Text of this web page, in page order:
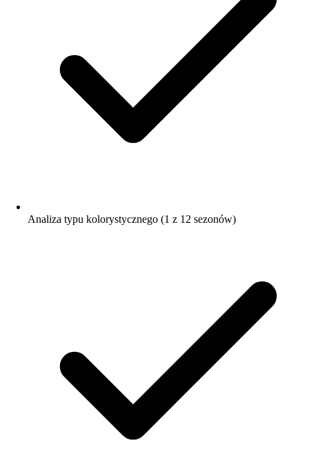
Analiza typu kolorystycznego (1 z 12 sezonów)